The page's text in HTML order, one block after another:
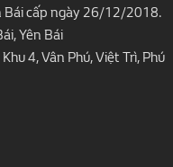
Bái cấp ngày 26/12/2018.
Yên Bái
4, Vân Phú, Việt Trì, Phú